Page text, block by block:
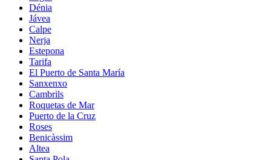
Dénia
Jávea
Calpe
Nerja
Estepona
Tarifa
El Puerto de Santa María
Sanxenxo
Cambrils
Roquetas de Mar
Puerto de la Cruz
Roses
Benicàssim
Altea